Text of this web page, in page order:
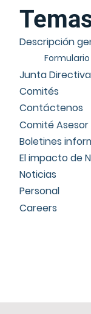
Descripción
Formulario
Junta Directiva
Comités
Contáctenos
Comité
Boletines
El impacto de
Noticias
Personal
Careers